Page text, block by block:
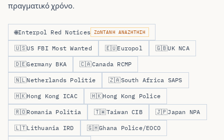
πραγματικό χρόνο.
🌐Interpol Red Notices ΖΩΝΤΑΝΉ ΑΝΑΖΉΤΗΣΗ
🇺🇸US FBI Most Wanted 🇪🇺Europol 🇬🇧UK NCA
🇩🇪Germany BKA 🇨🇦Canada RCMP
🇳🇱Netherlands Politie 🇿🇦South Africa SAPS
🇭🇰Hong Kong ICAC 🇭🇰Hong Kong Police
🇷🇴Romania Politia 🇹🇼Taiwan CIB 🇯🇵Japan NPA
🇱🇹Lithuania IRD 🇬🇭Ghana Police/EOCO